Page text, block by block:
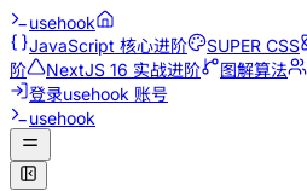
usehook
JavaScript 核心进阶
SUPER CSS
阶
NextJS 16 实战进阶 图解算法
登录usehook 账号
usehook